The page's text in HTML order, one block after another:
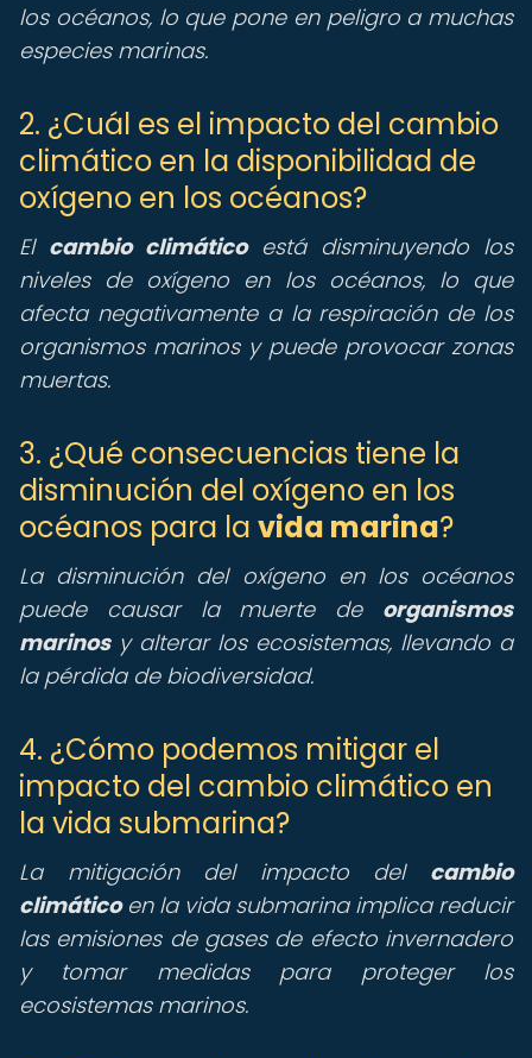
los océanos, lo que pone en peligro a muchas
especies marinas.
2. ¿Cuál es el impacto del cambio
climático en la disponibilidad de
oxígeno en los océanos?
El cambio climáticoestá disminuyendo los
niveles de oxígeno en los océanos, lo que
afecta negativamente a la respiración de los
organismos marinos y puede provocar zonas
muertas.
3. ¿Qué consecuencias tiene la
disminución del oxígeno en los
océanos para la vida marina?
La disminución del oxígeno en los océanos
puede causar la muerte de organismos
marinosy alterar los ecosistemas, llevando a
la pérdida de biodiversidad.
4. ¿Cómo podemos mitigar el
impacto del cambio climático en
la vida submarina?
La mitigación del impacto del cambio
climáticoen la vida submarina implica reducir
las emisiones de gases de efecto invernadero
y tomar medidas para proteger los
ecosistemas marinos.